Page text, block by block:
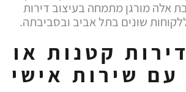
אלה מורגן מתמחה בעיצוב דירות
שונים בתל אביב ובסביבתה.
קטנות או
עם שירות אישי